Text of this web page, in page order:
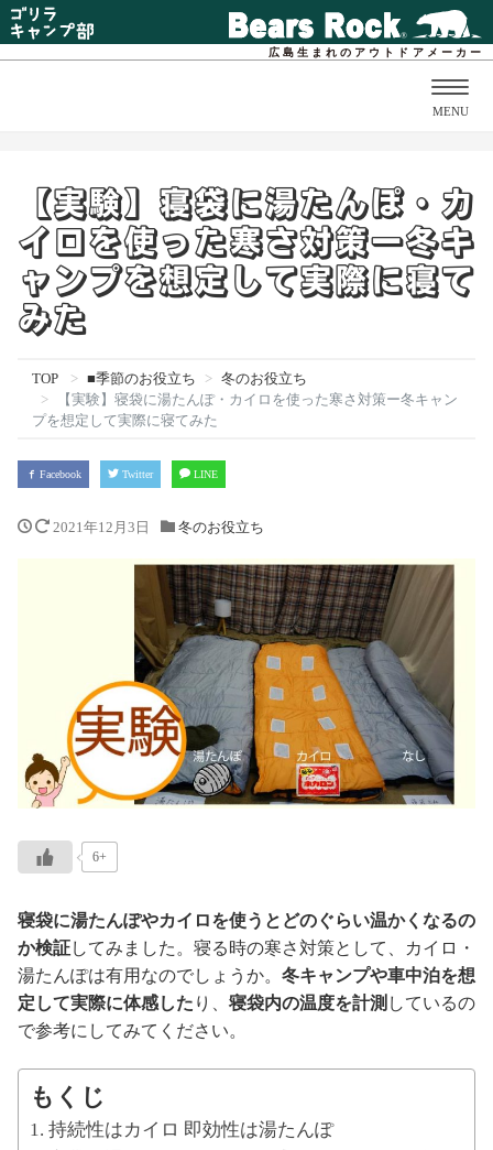
広島生まれのアウトドアメーカー
MENU
【実験】寝袋に湯たんぽ・カ
イロを使った寒さ対策ー冬キ
ャンプを想定して実際に寝て
みた
TOP ■季節のお役立ち
冬のお役立ち
【実験】寝袋に湯たんぽ・カイロを使った寒さ対策ー冬キャン
プを想定して実際に寝てみた
Facebook Twitter LINE
2021年12月3日 冬のお役立ち
6+
寝袋に湯たんぽやカイロを使うとどのぐらい温かくなるの
か検証してみました。寝る時の寒さ対策として、カイロ・
湯たんぽは有用なのでしょうか。 冬キャンプや車中泊を想
定して実際に体感した り、 寝袋内の温度を計測 しているの
で参考にしてみてください。
もくじ
持続性はカイロ 即効性は湯たんぽ